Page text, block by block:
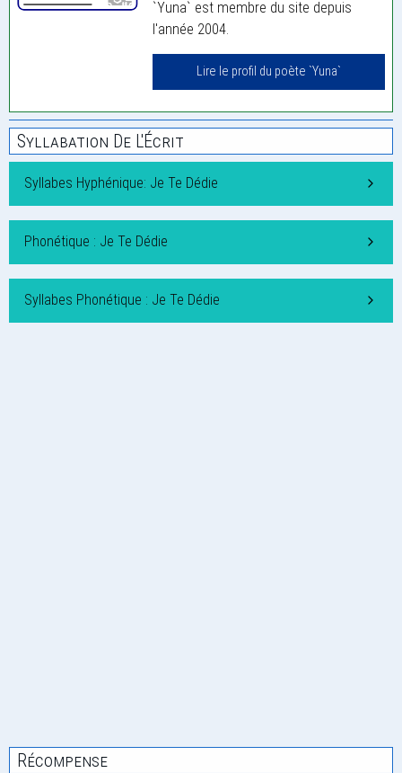
`Yuna` est membre du site depuis
l'année 2004.
Lire le profil du poète `Yuna`
Syllabation De L'Écrit
Syllabes Hyphénique: Je Te Dédie
Phonétique : Je Te Dédie
Syllabes Phonétique : Je Te Dédie
Récompense